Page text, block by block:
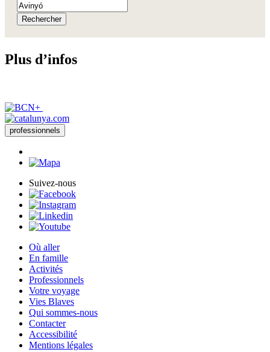
Rechercher
Plus d’infos
professionnels
Suivez-nous
Où aller
En famille
Activités
Professionnels
Votre voyage
Vies Blaves
Qui sommes-nous
Contacter
Accessibilité
Mentions légales